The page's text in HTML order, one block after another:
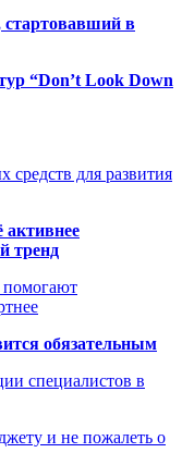
стартовавший в
“Don’t Look Down
средств для развития
тренд
помогают
обязательным
специалистов в
и не пожалеть о